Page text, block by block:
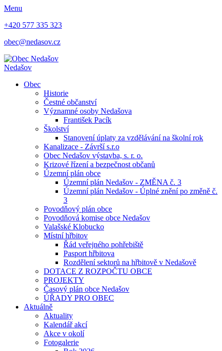
Menu
+420 577 335 323
obec@nedasov.cz
Nedašov
Obec
Historie
Čestné občanství
Významné osoby Nedašova
František Pacík
Školství
Stanovení úplaty za vzdělávání na školní rok
Kanalizace - Závrší s.r.o
Obec Nedašov výstavba, s. r. o.
Krizové řízení a bezpečnost občanů
Územní plán obce
Územní plán Nedašov - ZMĚNA č. 3
Územní plán Nedašov - Úplné znění po změně č.
3
Povodňový plán obce
Povodňová komise obce Nedašov
Valašské Klobucko
Místní hřbitov
Řád veřejného pohřebiště
Pasport hřbitova
Rozdělení sektorů na hřbitově v Nedašově
DOTACE Z ROZPOČTU OBCE
PROJEKTY
Časový plán obce Nedašov
ÚŘADY PRO OBEC
Aktuálně
Aktuality
Kalendář akcí
Akce v okolí
Fotogalerie